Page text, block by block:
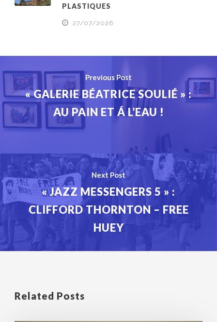
PLASTIQUES
27/07/2026
Previous Post
« GALERIE BÉATRICE SOULIÉ » :
AU PAIN ET Á L’EAU !
Next Post
« JAZZ MESSENGERS 5 » :
CLIFFORD THORNTON – FREE
HUEY
Related Posts